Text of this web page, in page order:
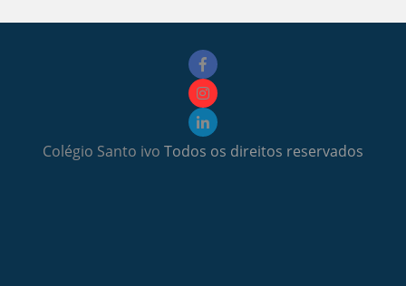
Colégio Santo ivo Todos os direitos reservados